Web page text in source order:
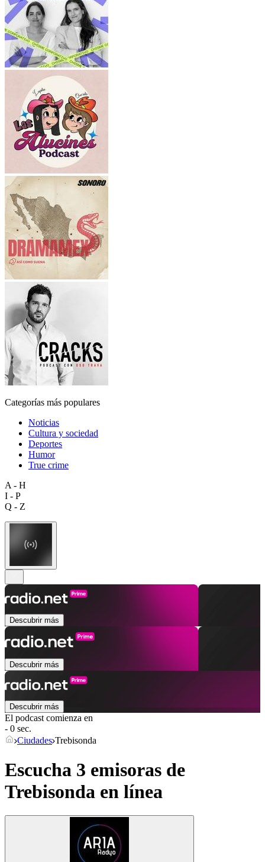
Categorías más populares
Noticias
Cultura y sociedad
Deportes
Humor
True crime
A - H
I - P
Q - Z
Descubrir más
Descubrir más
Descubrir más
El podcast comienza en
- 0 sec.
Ciudades Trebisonda
Escucha 3 emisoras de
Trebisonda en línea